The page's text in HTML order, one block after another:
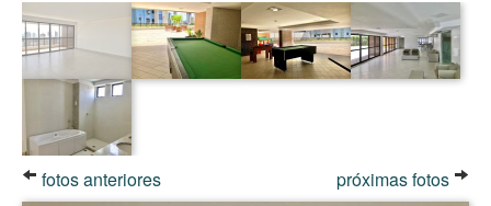
fotos anteriores próximas fotos